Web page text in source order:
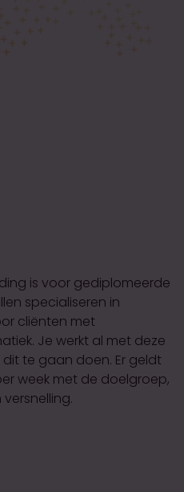
is voor gediplomeerde
specialiseren in
cliënten met
Je werkt al met deze
te gaan doen. Er geldt
week met de doelgroep,